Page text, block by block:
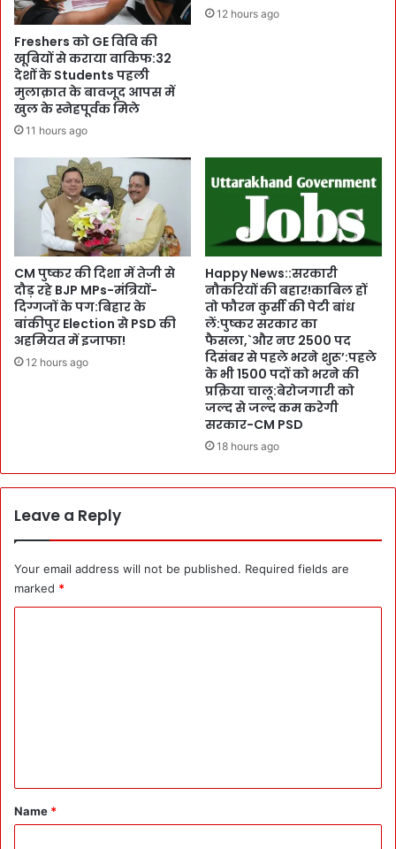
o
r
H
e
a
r
:
सै
क
त
की
ना
वी
स
म
र
में
C
पु
या
र
ण
सिं
घा
:
रु
ग्रा
म
भी
B
J
P
ड़
:
पा
Freshers को GE विवि की
खूबियों से कराया वाकिफ:32
देशों के Students पहली
मुलाक़ात के बावजूद आपस में
खुल के स्नेहपूर्वक मिले
11 hours ago
12 hours ago
CM पुष्कर की दिशा में तेजी से
दौड़ रहे BJP MPs-मंत्रियों-
दिग्गजों के पग:बिहार के
बांकीपुर Election से PSD की
अहमियत में इजाफा!
12 hours ago
Happy News::सरकारी
नौकरियों की बहार!काबिल हों
तो फौरन कुर्सी की पेटी बांध
लें:पुष्कर सरकार का
फैसला,`और नए 2500 पद
दिसंबर से पहले भरने शुरू’:पहले
के भी 1500 पदों को भरने की
प्रक्रिया चालू:बेरोजगारी को
जल्द से जल्द कम करेगी
सरकार-CM PSD
18 hours ago
Leave a Reply
Your email address will not be published. Required fields are
marked *
*
Name *